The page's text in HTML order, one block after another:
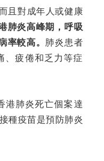
且對成年人或健康
肺炎高峰期，呼吸
率較高。 肺炎患者
、疲倦和乏力等症
港肺炎死亡個案達
種疫苗是預防肺炎